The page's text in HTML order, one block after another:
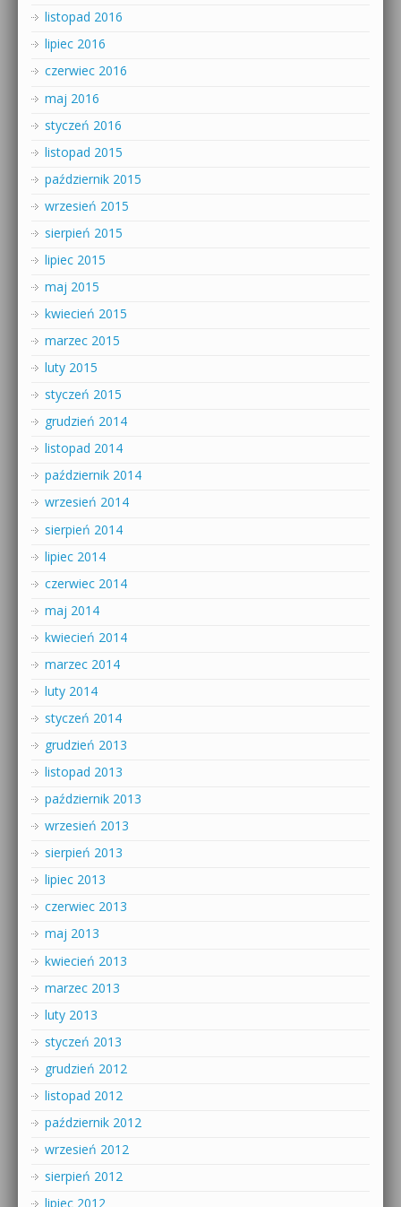
listopad 2016
lipiec 2016
czerwiec 2016
maj 2016
styczeń 2016
listopad 2015
październik 2015
wrzesień 2015
sierpień 2015
lipiec 2015
maj 2015
kwiecień 2015
marzec 2015
luty 2015
styczeń 2015
grudzień 2014
listopad 2014
październik 2014
wrzesień 2014
sierpień 2014
lipiec 2014
czerwiec 2014
maj 2014
kwiecień 2014
marzec 2014
luty 2014
styczeń 2014
grudzień 2013
listopad 2013
październik 2013
wrzesień 2013
sierpień 2013
lipiec 2013
czerwiec 2013
maj 2013
kwiecień 2013
marzec 2013
luty 2013
styczeń 2013
grudzień 2012
listopad 2012
październik 2012
wrzesień 2012
sierpień 2012
lipiec 2012